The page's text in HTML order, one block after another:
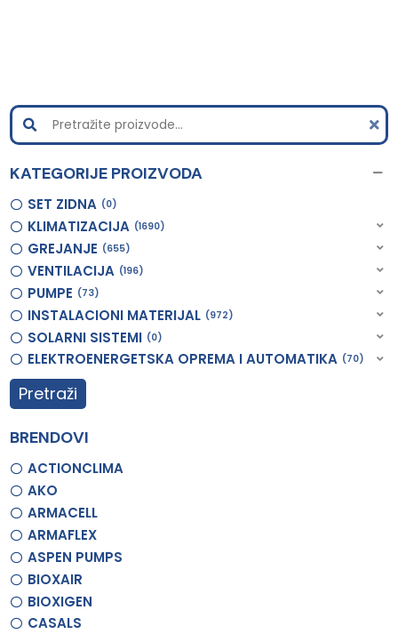
KATEGORIJE PROIZVODA
SET ZIDNA 0
KLIMATIZACIJA 1690
GREJANJE 655
VENTILACIJA 196
PUMPE 73
INSTALACIONI MATERIJAL 972
SOLARNI SISTEMI 0
ELEKTROENERGETSKA OPREMA I AUTOMATIKA 70
Pretraži
BRENDOVI
ACTIONCLIMA
AKO
ARMACELL
ARMAFLEX
ASPEN PUMPS
BIOXAIR
BIOXIGEN
CASALS